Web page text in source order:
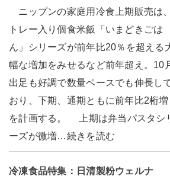
ニップンの家庭用冷食上期販売は、
トレー入り個食米飯「いまどきごは
ん」シリーズが前年比20％を超える
幅な増加をみせるなど前年超え。10
出足も好調で数量ベースでも伸長し
おり、下期、通期ともに前年比2桁増
を計画する。 上期は弁当パスタシ
ーズが微増…続きを読む
冷凍食品特集：日清製粉ウェルナ